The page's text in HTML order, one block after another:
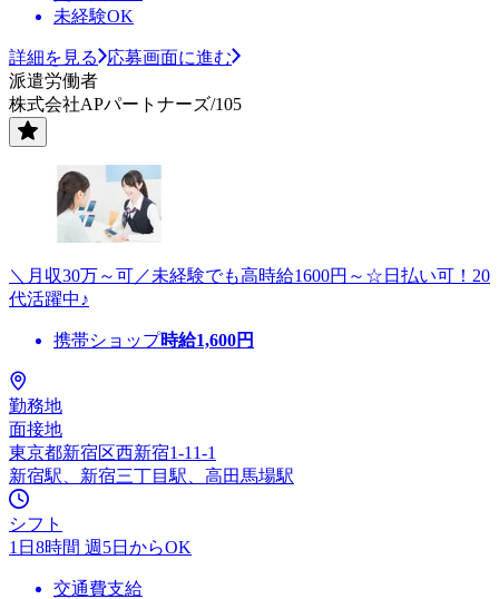
未経験OK
詳細を見る
応募画面に進む
派遣労働者
株式会社APパートナーズ/105
＼月収30万～可／未経験でも高時給1600円～☆日払い可！20
代活躍中♪
携帯ショップ時給1,600円
勤務地
面接地
東京都新宿区西新宿1-11-1
新宿駅、新宿三丁目駅、高田馬場駅
シフト
1日8時間 週5日からOK
交通費支給